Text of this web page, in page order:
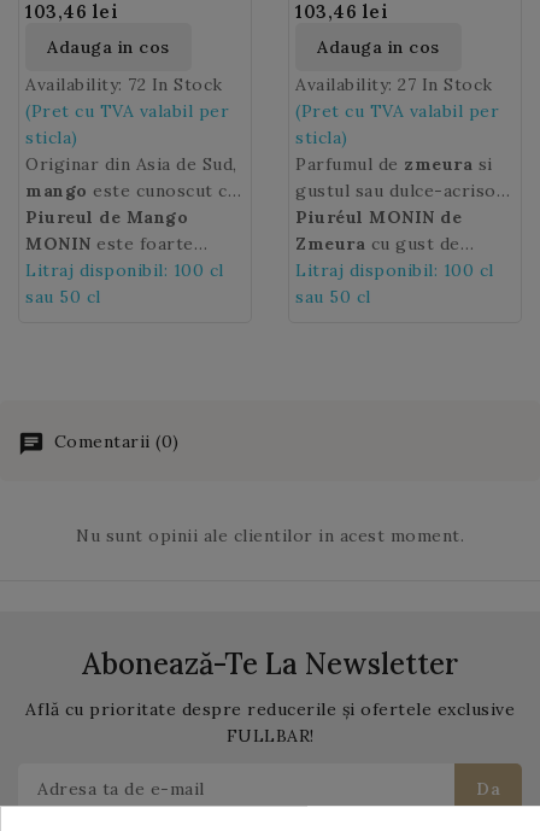
103,46 lei
Adauga in cos
Availability: 72 In Stock
(Pret cu TVA valabil per
sticla)
Originar din Asia de Sud,
mango este cunoscut ca
„marul tropicelor”,
deoarece este foarte
raspandit in majoritatea
regiunilor tropicale si
Piuréului MONIN de
Mango
Piureul de Mango
MONIN este foarte
concentrat, preindulcit si
contine fructe si arome
sau Mojito.
Litraj disponibil: 100 cl
sau 50 cl
103,46 lei
Adauga in cos
Availability: 27 In Stock
(Pret cu TVA valabil per
sticla)
Parfumul de zmeura si
gustul sau dulce-acrisor
aduc prospetime in
patiserie sau in bauturi.
CuPiuré-ul de Zmeura
Moninputeti savura
Piuréul MONIN de
Zmeura cu gust de
fructe proaspat culese
va va permite sa creati
Litraj disponibil: 100 cl
sau 50 cl
Comentarii (0)
Nu sunt opinii ale clientilor in acest moment.
Abonează-Te La Newsletter
Află cu prioritate despre reducerile și ofertele exclusive
FULLBAR!